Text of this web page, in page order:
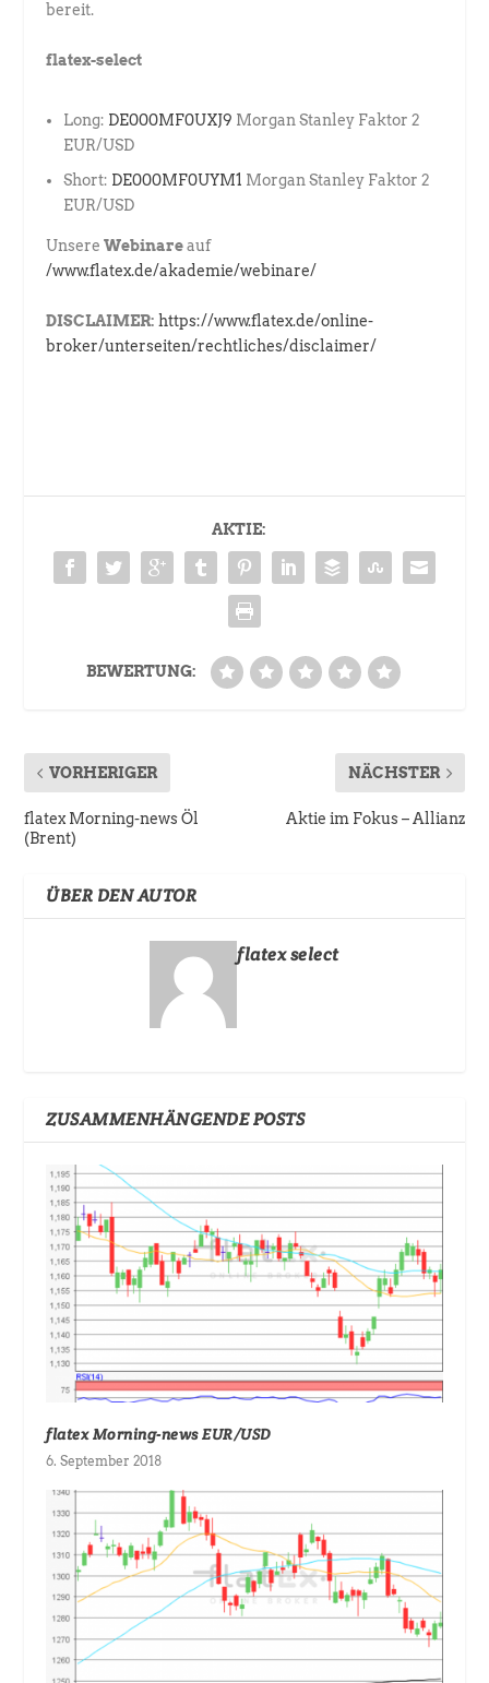
bereit.
flatex-select
Long: DE000MF0UXJ9 Morgan Stanley Faktor 2
EUR/USD
Short: DE000MF0UYM1 Morgan Stanley Faktor 2
EUR/USD
UnsereWebinareauf
/www.flatex.de/akademie/webinare/
DISCLAIMER: https://www.flatex.de/online-
broker/unterseiten/rechtliches/disclaimer/
AKTIE:
BEWERTUNG:
VORHERIGER
flatex Morning-news Öl
(Brent)
NÄCHSTER
Aktie im Fokus – Allianz
ÜBER DEN AUTOR
flatex select
ZUSAMMENHÄNGENDE POSTS
flatex Morning-news EUR/USD
6. September 2018